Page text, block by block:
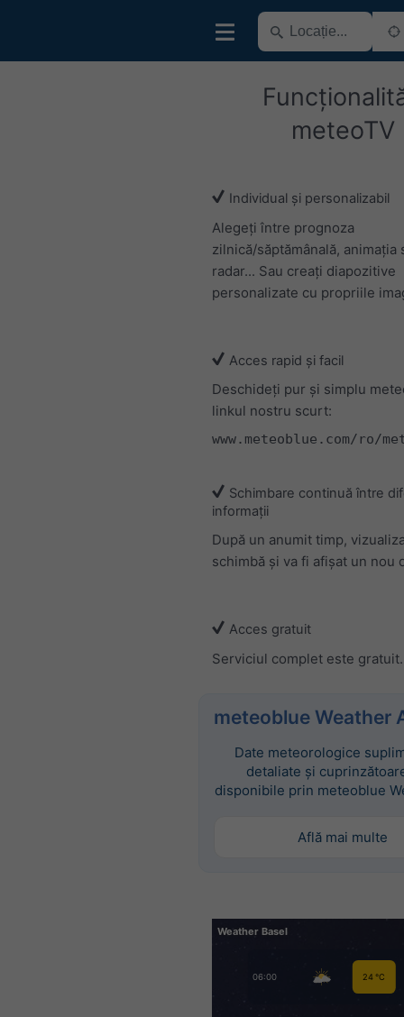
meteoTV
Individual și personalizabil
Alegeți între prognoza
zilnică/săptămânală, animația
radar... Sau creați diapozitive
personalizate cu propriile
Acces rapid și facil
Deschideți pur și simplu
linkul nostru scurt:
www.meteoblue.com/ro/
Schimbare continuă între
informații
După un anumit timp,
schimbă și va fi afișat un nou
Acces gratuit
Serviciul complet este gratuit.
meteoblue Weather
Date meteorologice
detaliate și
disponibile prin meteoblue
Află mai multe